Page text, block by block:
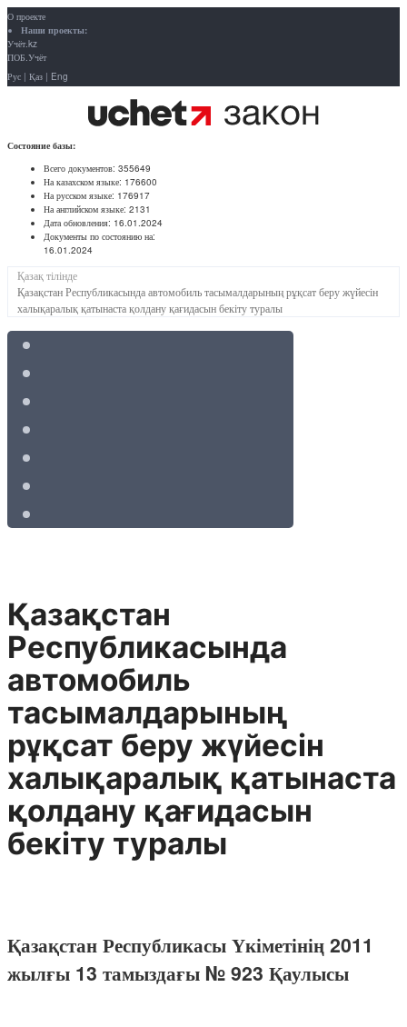
О проекте
Наши проекты:
Учёт.kz
ПОБ.Учёт
Рус | Қаз | Eng
Состояние базы:
Всего документов: 355649
На казахском языке: 176600
На русском языке: 176917
На английском языке: 2131
Дата обновления: 16.01.2024
Документы по состоянию на:
16.01.2024
Қазақ тілінде
Қазақстан Республикасында автомобиль тасымалдарының рұқсат беру жүйесін
халықаралық қатынаста қолдану қағидасын бекіту туралы
Қазақстан
Республикасында
автомобиль
тасымалдарының
рұқсат беру жүйесін
халықаралық қатынаста
қолдану қағидасын
бекіту туралы
Қазақстан Республикасы Үкіметінің 2011
жылғы 13 тамыздағы № 923 Қаулысы